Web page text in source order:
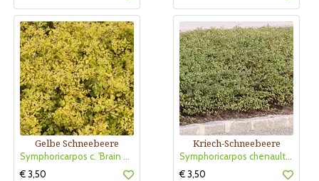
Gelbe Schneebeere
Symphoricarpos c. 'Brain de Soleil'
€ 3,50
Kriech-Schneebeere
Symphoricarpos chenaultii 'Hancock'
€ 3,50